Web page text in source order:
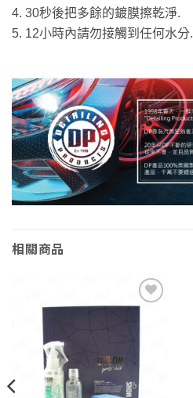
4. 30秒後把多餘的鍍膜擦乾淨.
5. 12小時內請勿接觸到任何水分.
相關商品